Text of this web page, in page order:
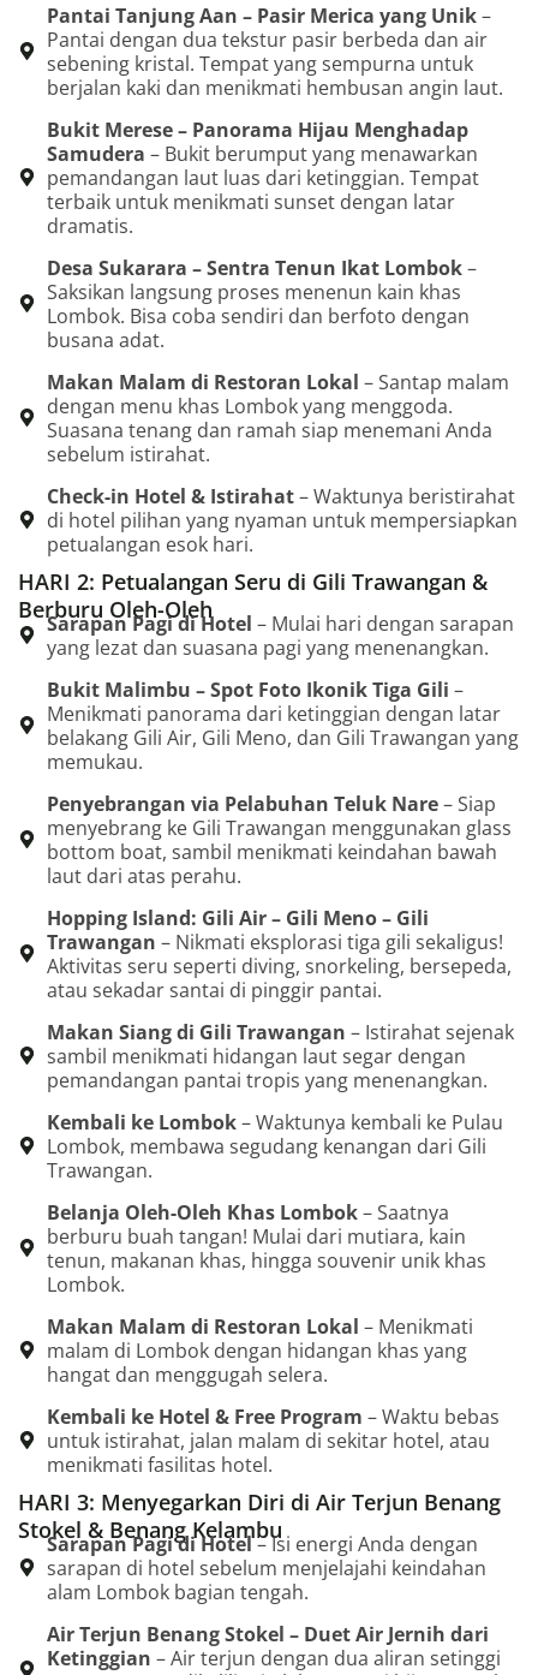
Pantai Tanjung Aan – Pasir Merica yang Unik–
Pantai dengan dua tekstur pasir berbeda dan air
sebening kristal. Tempat yang sempurna untuk
berjalan kaki dan menikmati hembusan angin laut.
Bukit Merese – Panorama Hijau Menghadap
Samudera – Bukit berumput yang menawarkan
pemandangan laut luas dari ketinggian. Tempat
terbaik untuk menikmati sunset dengan latar
dramatis.
Desa Sukarara – Sentra Tenun Ikat Lombok–
Saksikan langsung proses menenun kain khas
Lombok. Bisa coba sendiri dan berfoto dengan
busana adat.
Makan Malam di Restoran Lokal – Santap malam
dengan menu khas Lombok yang menggoda.
Suasana tenang dan ramah siap menemani Anda
sebelum istirahat.
Check-in Hotel & Istirahat– Waktunya beristirahat
di hotel pilihan yang nyaman untuk mempersiapkan
petualangan esok hari.
HARI 2: Petualangan Seru di Gili Trawangan &
Berburu Oleh-Oleh
Sarapan Pagi di Hotel – Mulai hari dengan sarapan
yang lezat dan suasana pagi yang menenangkan.
Bukit Malimbu – Spot Foto Ikonik Tiga Gili –
Menikmati panorama dari ketinggian dengan latar
belakang Gili Air, Gili Meno, dan Gili Trawangan yang
memukau.
Penyebrangan via Pelabuhan Teluk Nare– Siap
menyebrang ke Gili Trawangan menggunakan glass
bottom boat, sambil menikmati keindahan bawah
laut dari atas perahu.
Hopping Island: Gili Air – Gili Meno – Gili
Trawangan – Nikmati eksplorasi tiga gili sekaligus!
Aktivitas seru seperti diving, snorkeling, bersepeda,
atau sekadar santai di pinggir pantai.
Makan Siang di Gili Trawangan – Istirahat sejenak
sambil menikmati hidangan laut segar dengan
pemandangan pantai tropis yang menenangkan.
Kembali ke Lombok– Waktunya kembali ke Pulau
Lombok, membawa segudang kenangan dari Gili
Trawangan.
Belanja Oleh-Oleh Khas Lombok– Saatnya
berburu buah tangan! Mulai dari mutiara, kain
tenun, makanan khas, hingga souvenir unik khas
Lombok.
Makan Malam di Restoran Lokal – Menikmati
malam di Lombok dengan hidangan khas yang
hangat dan menggugah selera.
Kembali ke Hotel & Free Program – Waktu bebas
untuk istirahat, jalan malam di sekitar hotel, atau
menikmati fasilitas hotel.
HARI 3: Menyegarkan Diri di Air Terjun Benang
Stokel & Benang Kelambu
Sarapan Pagi di Hotel– Isi energi Anda dengan
sarapan di hotel sebelum menjelajahi keindahan
alam Lombok bagian tengah.
Air Terjun Benang Stokel – Duet Air Jernih dari
Ketinggian – Air terjun dengan dua aliran setinggi